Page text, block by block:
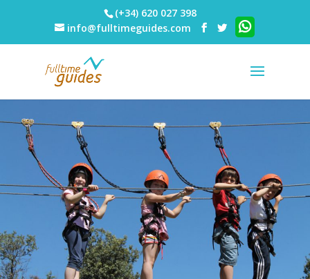
(+34) 620 027 398
info@fulltimeguides.com